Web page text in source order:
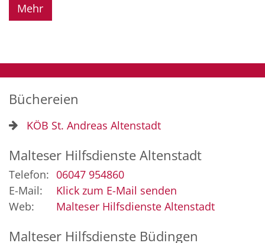
Mehr
Büchereien
KÖB St. Andreas Altenstadt
Malteser Hilfsdienste Altenstadt
Telefon: 06047 954860
E-Mail:
Klick zum E-Mail senden
Web:
Malteser Hilfsdienste Altenstadt
Malteser Hilfsdienste Büdingen